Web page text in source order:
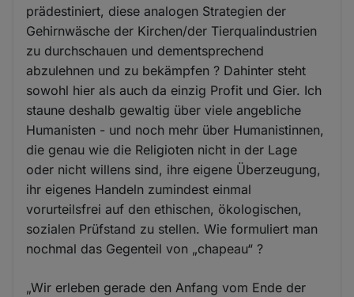
prädestiniert, diese analogen Strategien der
Gehirnwäsche der Kirchen/der Tierqualindustrien
zu durchschauen und dementsprechend
abzulehnen und zu bekämpfen ? Dahinter steht
sowohl hier als auch da einzig Profit und Gier. Ich
staune deshalb gewaltig über viele angebliche
Humanisten - und noch mehr über Humanistinnen,
die genau wie die Religioten nicht in der Lage
oder nicht willens sind, ihre eigene Überzeugung,
ihr eigenes Handeln zumindest einmal
vorurteilsfrei auf den ethischen, ökologischen,
sozialen Prüfstand zu stellen. Wie formuliert man
nochmal das Gegenteil von „chapeau“ ?
„Wir erleben gerade den Anfang vom Ende der